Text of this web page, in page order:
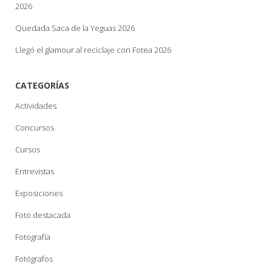
2026
Quedada Saca de la Yeguas 2026
Llegó el glamour al reciclaje con Fotea 2026
CATEGORÍAS
Actividades
Concursos
Cursos
Entrevistas
Exposiciones
Foto destacada
Fotografía
Fotógrafos